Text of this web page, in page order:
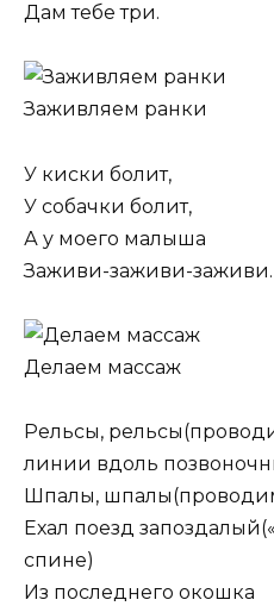
Дам тебе три.
Заживляем ранки
У киски болит,
У собачки болит,
А у моего малыша
Заживи-заживи-заживи.
Делаем массаж
Рельсы,
линии вдоль
Шпалы,
Ехал поезд
спине)
Из последнего окошка